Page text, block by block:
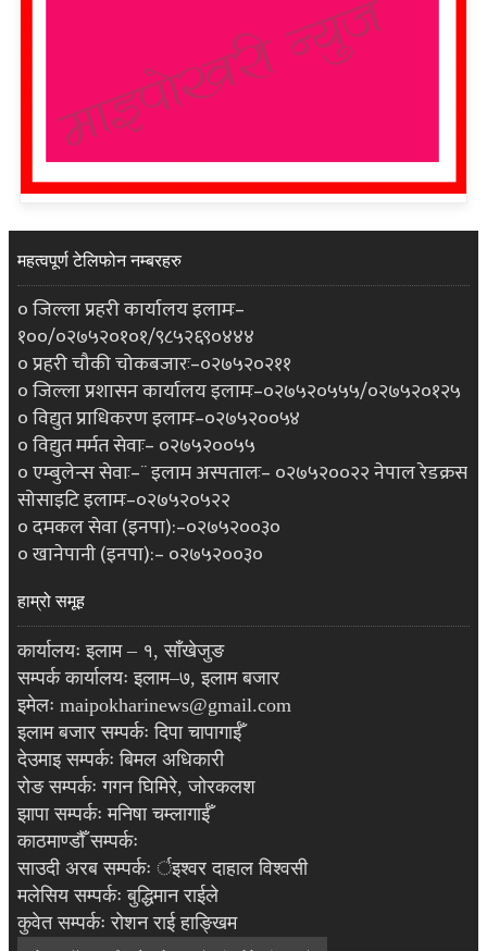
महत्वपूर्ण टेलिफोन नम्बरहरु
० जिल्ला प्रहरी कार्यालय इलामः–
१००/०२७५२०१०१/९८५२६९०४४४
० प्रहरी चौकी चोकबजारः–०२७५२०२११
० जिल्ला प्रशासन कार्यालय इलामः–०२७५२०५५५/०२७५२०१२५
० विद्युत प्राधिकरण इलामः–०२७५२००५४
० विद्युत मर्मत सेवाः– ०२७५२००५५
० एम्बुलेन्स सेवाः–¨ इलाम अस्पतालः– ०२७५२००२२ नेपाल रेडक्रस
सोसाइटि इलामः–०२७५२०५२२
० दमकल सेवा (इनपा):–०२७५२००३०
० खानेपानी (इनपा):– ०२७५२००३०
हाम्रो समूह
कार्यालयः इलाम – १, साँखेजुङ
सम्पर्क कार्यालयः इलाम–७, इलाम बजार
इमेलः maipokharinews@gmail.com
इलाम बजार सम्पर्कः दिपा चापागाईँ
देउमाइ सम्पर्कः बिमल अधिकारी
रोङ सम्पर्कः गगन घिमिरे, जोरकलश
झापा सम्पर्कः मनिषा चम्लागाईँ
काठमाण्डौँ सम्पर्कः
साउदी अरब सम्पर्कः र्इश्वर दाहाल विश्वसी
मलेसिय सम्पर्कः बुद्धिमान राईले
कुवेत सम्पर्कः रोशन राई हाङ्खिम